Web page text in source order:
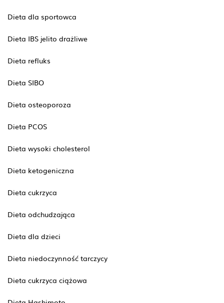
Dieta dla sportowca
Dieta IBS jelito drażliwe
Dieta refluks
Dieta SIBO
Dieta osteoporoza
Dieta PCOS
Dieta wysoki cholesterol
Dieta ketogeniczna
Dieta cukrzyca
Dieta odchudzająca
Dieta dla dzieci
Dieta niedoczynność tarczycy
Dieta cukrzyca ciążowa